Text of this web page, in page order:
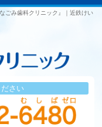
ごみ歯科クリニック』｜近鉄けい
さい